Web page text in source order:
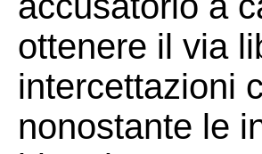
ottenere il via
intercettazioni
nonostante le